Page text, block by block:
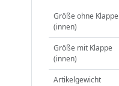
Größe ohne Klappe
(innen)
Größe mit Klappe
(innen)
Artikelgewicht